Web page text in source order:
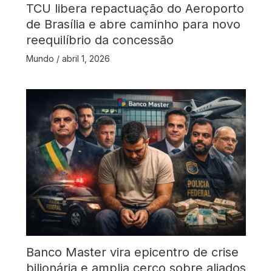
TCU libera repactuação do Aeroporto
de Brasília e abre caminho para novo
reequilíbrio da concessão
Mundo / abril 1, 2026
Banco Master vira epicentro de crise
bilionária e amplia cerco sobre aliados